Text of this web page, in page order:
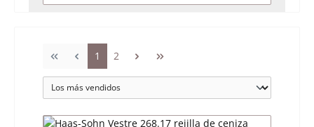
Página
1 Página
2